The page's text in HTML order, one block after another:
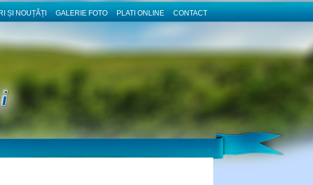
ȘI NOUȚĂȚI GALERIE FOTO PLATI ONLINE CONTACT